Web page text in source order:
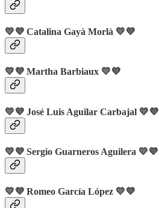
💛💜 Catalina Gayà Morlà 💛💜
💛💜 Martha Barbiaux 💛💜
💛💜 José Luis Aguilar Carbajal 💛💜
💛💜 Sergio Guarneros Aguilera 💛💜
💛💜 Romeo García López 💛💜